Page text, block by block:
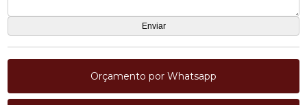
Orçamento por Whatsapp